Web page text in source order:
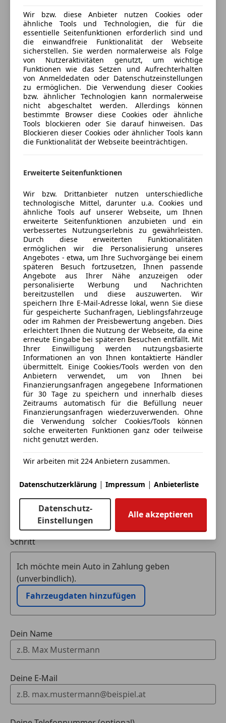
Extras
Alufelgen
Sportfahrwerk
Sportsitze
Sprachsteuerung
Österreich möglich.
Der Verkäufer haftet nicht für
Tipp.Datenübermittlungsfehler.Irrtümer.Änd
erungen/Zwischenverkauf vorbehalten.
Ausstattungs-Paket: Standard, Außenspiegel
Wagenfarbe, Außentemperaturanzeige, Generator
140 A, Getränkehalter in Mittelkonsole,
Innenausstattung: Dekoreinlagen Mikrometallic,
Modellpflege / Facelift ab Modelljahr 2013,
Reserverad als Notrad, Wartung: Longlife-Service,
Stoff, schwarz, Exterieur-Paket S line, Glanz-Paket,
Lendenwirbelstützen vorn, elektr. verstellbar,
Schalt-/Wählhebelgriff Leder, Luftzusatzheizung
elektrisch, Mittelarmlehne vorn, Motor 1,8 Ltr. - 118
kW 16V TFSI KAT (CABB), Reifen 225/55 R16 ..H (M+S),
Winterreifen/M+S, Reifen 245/40 R18 ..Y,
Reifenkontroll-Anzeige, Schadstoffarm nach
Abgasnorm Euro 5, Scheinwerfer-Reinigungsanlage
(SRA), Sitzbezug / Polsterung: Stoff Atrium,
Lendenwirbelstützen vorn, elektr. verstellbar, Vlies-
Batterie 92 Ah, Mittelarmlehne vorn,
Winterreifen/M+S, Scheinwerfer-Reinigungsanlage
(SRA)
Versicherung
Kfz-Versicherung
Versicherungsschutz an Ihre Bedürfnisse
anpassen
Freischaden-Gutschein ab Stufe 0
Auto einfach online versichern & Rabatt holen
Verkäufer Händler
GD KFZ Fachwerkstätte GmbH
Sternebewertung 4.5 von 5
4,5Sterne
(100% Weiterempfehlungen)
Anbieter auf AutoScout24 seit 2013
Primelstrasse 11 ,
4600 Wels, AT
Kontakt
Marko Kristo
Alle Fahrzeuge des Anbieters
Anbieter kontaktieren
Deine Nachricht
Eintauschwagen: Kaufen und verkaufen in nur einem
Schritt
Ich möchte mein Auto in Zahlung geben
(unverbindlich).
Fahrzeugdaten hinzufügen
Dein Name
Deine E-Mail
Wir bzw. diese Anbieter nutzen Cookies oder
ähnliche Tools und Technologien, die für die
essentielle Seitenfunktionen erforderlich sind und
die einwandfreie Funktionalität der Webseite
sicherstellen. Sie werden normalerweise als Folge
von Nutzeraktivitäten genutzt, um wichtige
Funktionen wie das Setzen und Aufrechterhalten
von Anmeldedaten oder Datenschutzeinstellungen
zu ermöglichen. Die Verwendung dieser Cookies
bzw. ähnlicher Technologien kann normalerweise
nicht abgeschaltet werden. Allerdings können
bestimmte Browser diese Cookies oder ähnliche
Tools blockieren oder Sie darauf hinweisen. Das
Blockieren dieser Cookies oder ähnlicher Tools kann
die Funktionalität der Webseite beeinträchtigen.
Erweiterte Seitenfunktionen
Wir bzw. Drittanbieter nutzen unterschiedliche
technologische Mittel, darunter u.a. Cookies und
ähnliche Tools auf unserer Webseite, um Ihnen
erweiterte Seitenfunktionen anzubieten und ein
verbessertes Nutzungserlebnis zu gewährleisten.
Durch diese erweiterten Funktionalitäten
ermöglichen wir die Personalisierung unseres
Angebotes - etwa, um Ihre Suchvorgänge bei einem
späteren Besuch fortzusetzen, Ihnen passende
Angebote aus Ihrer Nähe anzuzeigen oder
personalisierte Werbung und Nachrichten
bereitzustellen und diese auszuwerten. Wir
speichern Ihre E-Mail-Adresse lokal, wenn Sie diese
für gespeicherte Suchanfragen, Lieblingsfahrzeuge
oder im Rahmen der Preisbewertung angeben. Dies
erleichtert Ihnen die Nutzung der Webseite, da eine
erneute Eingabe bei späteren Besuchen entfällt. Mit
Ihrer Einwilligung werden nutzungsbasierte
Informationen an von Ihnen kontaktierte Händler
übermittelt. Einige Cookies/Tools werden von den
Anbietern verwendet, um von Ihnen bei
Finanzierungsanfragen angegebene Informationen
für 30 Tage zu speichern und innerhalb dieses
Zeitraums automatisch für die Befüllung neuer
Finanzierungsanfragen wiederzuverwenden. Ohne
die Verwendung solcher Cookies/Tools können
solche erweiterten Funktionen ganz oder teilweise
nicht genutzt werden.
Wir arbeiten mit 224 Anbietern zusammen.
Datenschutzerklärung | Impressum | Anbieterliste
Datenschutz-
Einstellungen
Alle akzeptieren